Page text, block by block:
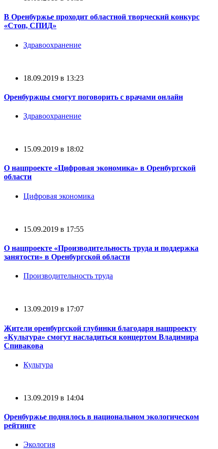
В Оренбуржье проходит областной творческий конкурс
«Стоп, СПИД»
Здравоохранение
18.09.2019 в 13:23
Оренбуржцы смогут поговорить с врачами онлайн
Здравоохранение
15.09.2019 в 18:02
О нацпроекте «Цифровая экономика» в Оренбургской
области
Цифровая экономика
15.09.2019 в 17:55
О нацпроекте «Производительность труда и поддержка
занятости» в Оренбургской области
Производительность труда
13.09.2019 в 17:07
Жители оренбургской глубинки благодаря нацпроекту
«Культура» смогут насладиться концертом Владимира
Спивакова
Культура
13.09.2019 в 14:04
Оренбуржье поднялось в национальном экологическом
рейтинге
Экология